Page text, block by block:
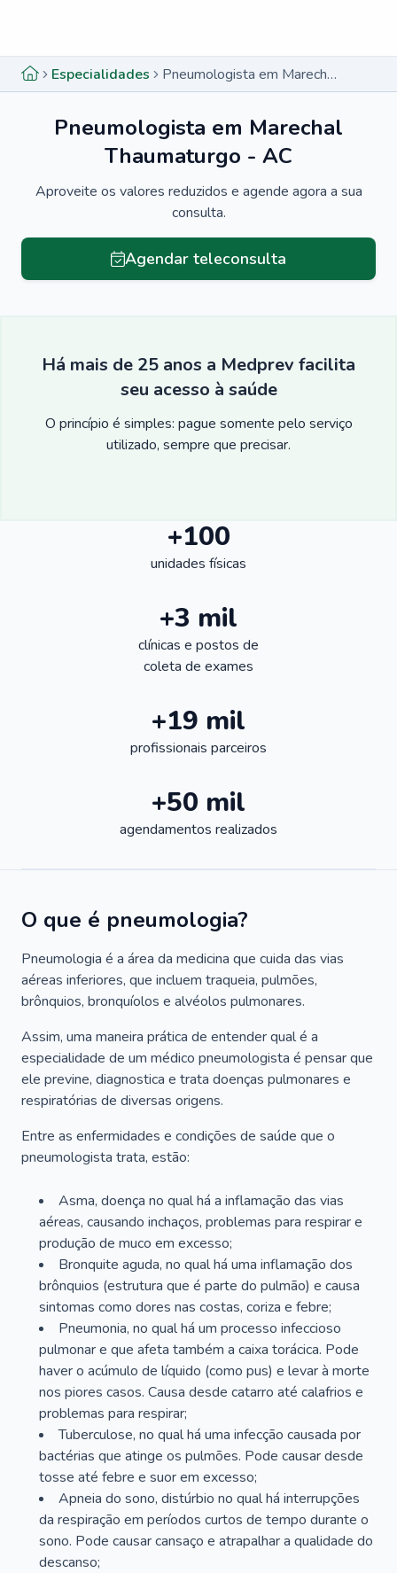
Especialidades Pneumologista em Marechal Thaumaturgo - AC
Pneumologista em Marechal
Thaumaturgo - AC
Aproveite os valores reduzidos e agende agora a sua
consulta.
Agendar teleconsulta
Há mais de 25 anos a Medprev facilita
seu acesso à saúde
O princípio é simples: pague somente pelo serviço
utilizado, sempre que precisar.
+100
unidades físicas
+3 mil
clínicas e postos de
coleta de exames
+19 mil
profissionais parceiros
+50 mil
agendamentos realizados
O que é pneumologia?
Pneumologia é a área da medicina que cuida das vias
aéreas inferiores, que incluem traqueia, pulmões,
brônquios, bronquíolos e alvéolos pulmonares.
Assim, uma maneira prática de entender qual é a
especialidade de um médico pneumologista é pensar que
ele previne, diagnostica e trata doenças pulmonares e
respiratórias de diversas origens.
Entre as enfermidades e condições de saúde que o
pneumologista trata, estão:
Asma, doença no qual há a inflamação das vias
aéreas, causando inchaços, problemas para respirar e
produção de muco em excesso;
Bronquite aguda, no qual há uma inflamação dos
brônquios (estrutura que é parte do pulmão) e causa
sintomas como dores nas costas, coriza e febre;
Pneumonia, no qual há um processo infeccioso
pulmonar e que afeta também a caixa torácica. Pode
haver o acúmulo de líquido (como pus) e levar à morte
nos piores casos. Causa desde catarro até calafrios e
problemas para respirar;
Tuberculose, no qual há uma infecção causada por
bactérias que atinge os pulmões. Pode causar desde
tosse até febre e suor em excesso;
Apneia do sono, distúrbio no qual há interrupções
da respiração em períodos curtos de tempo durante o
sono. Pode causar cansaço e atrapalhar a qualidade do
descanso;